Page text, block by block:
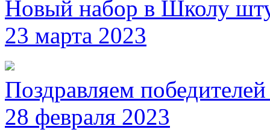
Новый набор в Школу
23 марта 2023
Поздравляем
28 февраля 2023